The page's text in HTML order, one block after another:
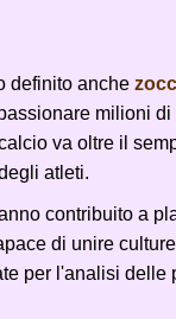
definito anche
milioni di
va oltre il
atleti.
contribuito a
di unire
per l'analisi delle